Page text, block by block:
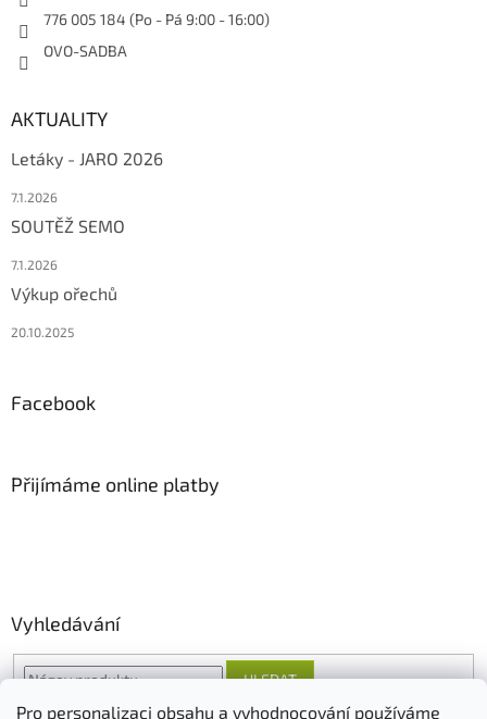
Pro personalizaci obsahu a vyhodnocování používáme
776 005 184 (Po - Pá 9:00 - 16:00)
OVO-SADBA
AKTUALITY
Letáky - JARO 2026
7.1.2026
SOUTĚŽ SEMO
7.1.2026
Výkup ořechů
20.10.2025
Facebook
Přijímáme online platby
Vyhledávání
HLEDAT